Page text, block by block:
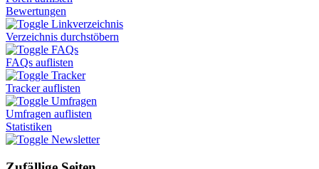
Bewertungen
Linkverzeichnis
Verzeichnis durchstöbern
FAQs
FAQs auflisten
Tracker
Tracker auflisten
Umfragen
Umfragen auflisten
Statistiken
Newsletter